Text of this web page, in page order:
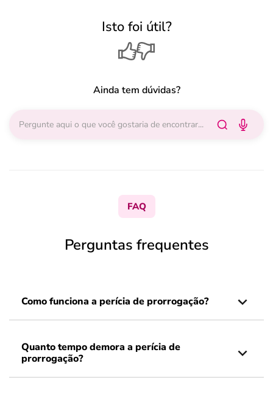
Isto foi útil?
Ainda tem dúvidas?
FAQ
Perguntas frequentes
Como funciona a perícia de prorrogação?
Quanto tempo demora a perícia de
prorrogação?